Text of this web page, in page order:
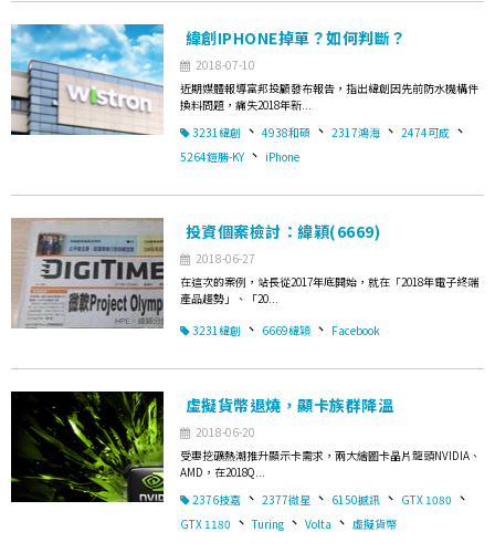
緯創IPHONE掉單？如何判斷？
2018-07-10
近期媒體報導富邦投顧發布報告，指出緯創因先前防水機構件
換料問題，痛失2018年新...
3231緯創 、 4938和碩 、 2317鴻海 、 2474可成 、
5264鎧勝-KY 、 iPhone
投資個案檢討：緯穎(6669)
2018-06-27
在這次的案例，站長從2017年底開始，就在「2018年電子終端
產品趨勢」、「20...
3231緯創 、 6669緯穎 、 Facebook
虛擬貨幣退燒，顯卡族群降溫
2018-06-20
受惠挖礦熱潮推升顯示卡需求，兩大繪圖卡晶片龍頭NVIDIA、
AMD，在2018Q...
2376技嘉 、 2377微星 、 6150撼訊 、 GTX 1080 、
GTX 1180 、 Turing 、 Volta 、 虛擬貨幣